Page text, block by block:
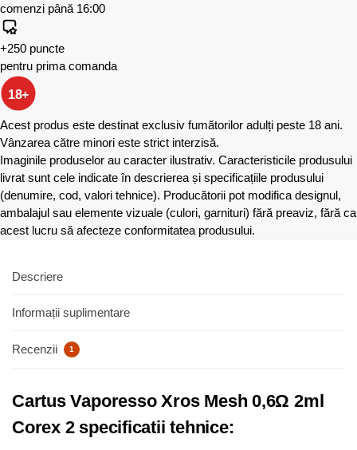
comenzi până 16:00
+250 puncte
pentru prima comanda
18+
Acest produs este destinat exclusiv fumătorilor adulți peste 18 ani.
Vânzarea către minori este strict interzisă.
Imaginile produselor au caracter ilustrativ. Caracteristicile produsului
livrat sunt cele indicate în descrierea și specificațiile produsului
(denumire, cod, valori tehnice). Producătorii pot modifica designul,
ambalajul sau elemente vizuale (culori, garnituri) fără preaviz, fără ca
acest lucru să afecteze conformitatea produsului.
Descriere
Informații suplimentare
Recenzii 1
Cartus Vaporesso Xros Mesh 0,6Ω 2ml
Corex 2 specificatii tehnice: